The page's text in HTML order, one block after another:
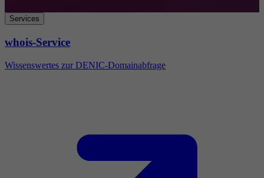
Services
whois-Service
Wissenswertes zur DENIC-Domainabfrage